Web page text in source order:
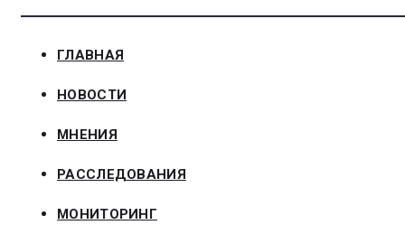
ГЛАВНАЯ
НОВОСТИ
МНЕНИЯ
РАССЛЕДОВАНИЯ
МОНИТОРИНГ